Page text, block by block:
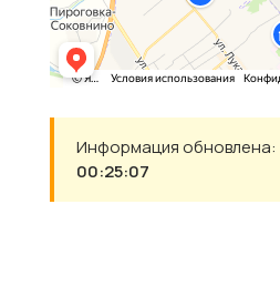
Информация обновлена:
00:25:07